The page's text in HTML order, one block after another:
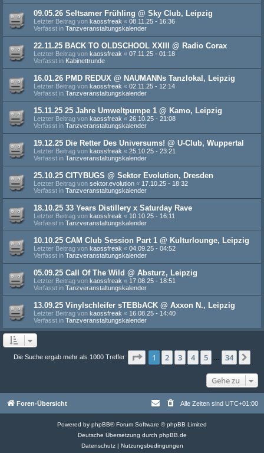
09.05.26 Seltsamer Frühling @ Sky Club, Leipzig
Letzter Beitrag von kaossfreak « 08.11.25 - 16:36
Verfasst in Tanzveranstaltungskalender
22.11.25 BACK TO OLDSCHOOL XXIII @ Radio Corax
Letzter Beitrag von kaossfreak « 07.11.25 - 01:18
Verfasst in Kabinettrunde
16.01.26 PMD REDUX @ NAUMANNs Tanzlokal, Leipzig
Letzter Beitrag von kaossfreak « 02.11.25 - 12:14
Verfasst in Tanzveranstaltungskalender
15.11.25 25 Jahre Umweltpumpe 1 @ Kamo, Leipzig
Letzter Beitrag von kaossfreak « 26.10.25 - 21:08
Verfasst in Tanzveranstaltungskalender
19.12.25 Die Retter Des Universums! @ U-Club, Wuppertal
Letzter Beitrag von kaossfreak « 25.10.25 - 23:21
Verfasst in Tanzveranstaltungskalender
25.10.25 CITYBUGS @ Sektor Evolution, Dresden
Letzter Beitrag von sektor.evolution « 17.10.25 - 18:32
Verfasst in Tanzveranstaltungskalender
18.10.25 33 Years Distillery x Saturday Rave
Letzter Beitrag von kaossfreak « 10.10.25 - 16:11
Verfasst in Tanzveranstaltungskalender
10.10.25 CAM Club Session Part 1 @ Kulturlounge, Leipzig
Letzter Beitrag von kaossfreak « 04.09.25 - 04:52
Verfasst in Tanzveranstaltungskalender
05.09.25 Call Of The Wild @ Absturz, Leipzig
Letzter Beitrag von kaossfreak « 17.08.25 - 18:51
Verfasst in Tanzveranstaltungskalender
13.09.25 Vinylschleifer sTEBbACK @ Axxon N., Leipzig
Letzter Beitrag von kaossfreak « 16.08.25 - 14:40
Verfasst in Tanzveranstaltungskalender
Die Suche ergab mehr als 1000 Treffer Seite 1von 34
1 2 3 4 5 34
Gehe zu
Foren-Übersicht Alle Zeiten sind UTC+01:00
Powered by phpBB® Forum Software © phpBB Limited
Deutsche Übersetzung durch phpBB.de
Datenschutz| Nutzungsbedingungen